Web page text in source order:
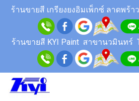
ร้านขายสี เกรียงยงอิมเพ็กซ์ ลาดพร้าว
ร้านขายสี KYI Paint สาขานวมินทร์